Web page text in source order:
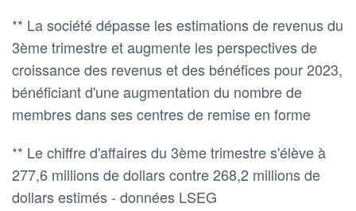
** La société dépasse les estimations de revenus du
3ème trimestre et augmente les perspectives de
croissance des revenus et des bénéfices pour 2023,
bénéficiant d'une augmentation du nombre de
membres dans ses centres de remise en forme
** Le chiffre d'affaires du 3ème trimestre s'élève à
277,6 millions de dollars contre 268,2 millions de
dollars estimés - données LSEG